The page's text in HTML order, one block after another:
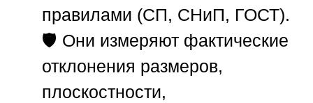
правилами (СП, СНиП, ГОСТ).
🛡️ Они измеряют фактические
отклонения размеров,
плоскостности,